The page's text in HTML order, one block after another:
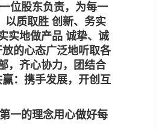
位股东负责，为每一
质取胜 创新、务实
实地做产品 诚挚、诚
的心态广泛地听取各
，齐心协力，团结合
：携手发展，开创互
一的理念用心做好每